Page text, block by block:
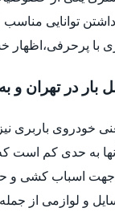
توانایی
با
بار در تهران و
خودروی
آنها به حدی کم
اسباب کشی و
و لوازمی از جمله